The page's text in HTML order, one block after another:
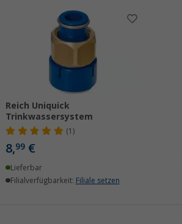
Reich Uniquick
Trinkwassersystem
(1)
8,99 €
Lieferbar
Filialverfügbarkeit: Filiale setzen